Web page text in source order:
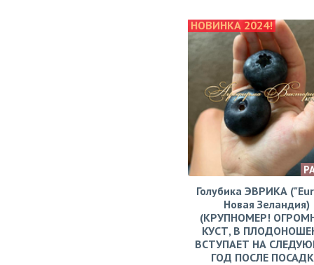
НОВИНКА 2024!
Голубика ЭВРИКА
Новая Зеландия)
(КРУПНОМЕР!
КУСТ, В
ВСТУПАЕТ НА
ГОД ПОСЛЕ